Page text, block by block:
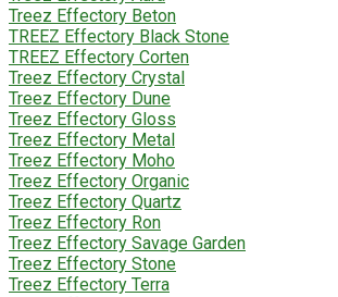
Treez Effectory Beton
TREEZ Effectory Black Stone
TREEZ Effectory Corten
Treez Effectory Crystal
Treez Effectory Dune
Treez Effectory Gloss
Treez Effectory Metal
Treez Effectory Moho
Treez Effectory Organic
Treez Effectory Quartz
Treez Effectory Ron
Treez Effectory Savage Garden
Treez Effectory Stone
Treez Effectory Terra